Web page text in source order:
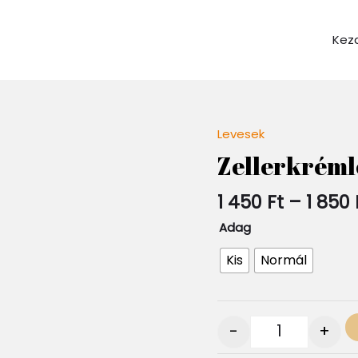
Levesek
1 450 Ft – 1 850
Adag
Kis Normál
- +